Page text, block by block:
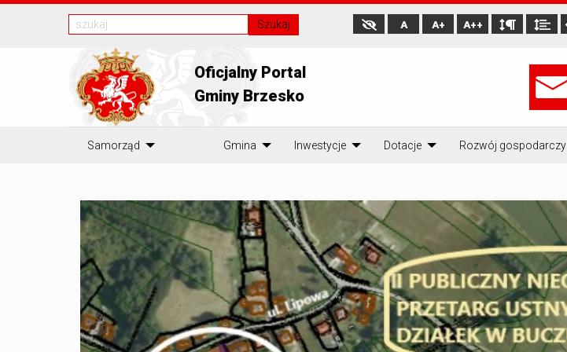
Szukaj A A+ A++
Oficjalny Portal
Gminy Brzesko
Samorząd Gmina Inwestycje Dotacje Rozwój gospodarczy